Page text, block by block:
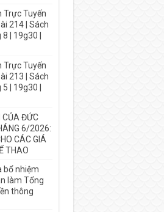
Trực Tuyến
214 | Sách
| 19g30 |
Trực Tuyến
213 | Sách
| 19g30 |
CỦA ĐỨC
6/2026:
CÁC GIÁ
THAO
bổ nhiệm
làm Tổng
thông